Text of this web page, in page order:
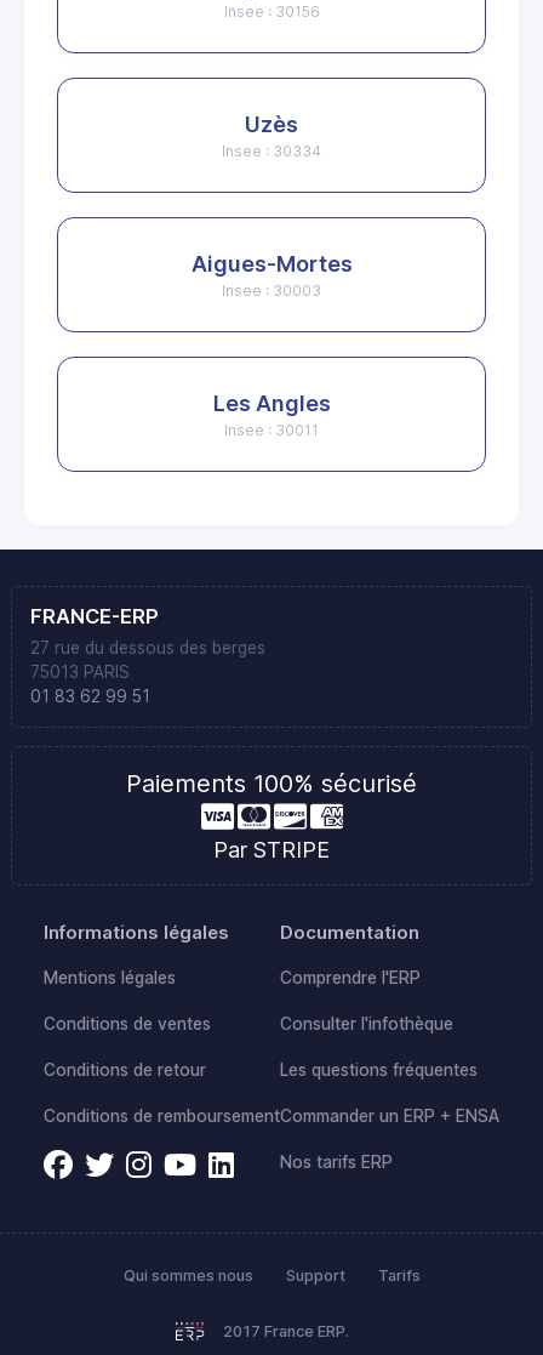
Insee : 30156
Uzès
Insee : 30334
Aigues-Mortes
Insee : 30003
Les Angles
Insee : 30011
FRANCE-ERP
27 rue du dessous des berges
75013 PARIS
01 83 62 99 51
Paiements 100% sécurisé
Par STRIPE
Informations légales
Mentions légales
Conditions de ventes
Conditions de retour
Conditions de remboursement
Documentation
Comprendre l'ERP
Consulter l'infothèque
Les questions fréquentes
Commander un ERP + ENSA
Nos tarifs ERP
2017 France ERP.
Qui sommes nous Support Tarifs